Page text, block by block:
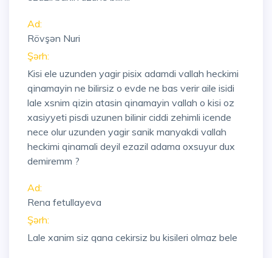
Ad:
Rövşən Nuri
Şərh:
Kisi ele uzunden yagir pisix adamdi vallah heckimi
qinamayin ne bilirsiz o evde ne bas verir aile isidi
lale xsnim qizin atasin qinamayin vallah o kisi oz
xasiyyeti pisdi uzunen bilinir ciddi zehimli icende
nece olur uzunden yagir sanik manyakdi vallah
heckimi qinamali deyil ezazil adama oxsuyur dux
demiremm ?
Ad:
Rena fetullayeva
Şərh:
Lale xanim siz qana cekirsiz bu kisileri olmaz bele